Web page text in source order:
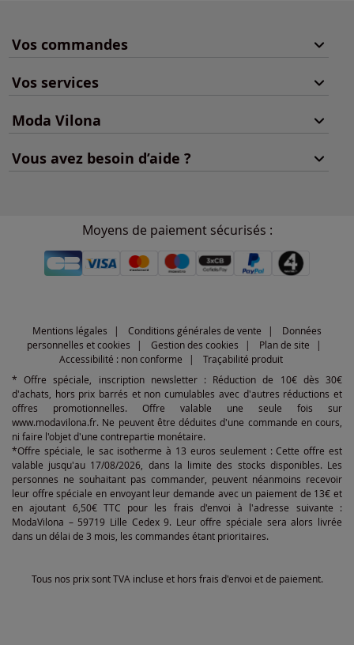
Vos commandes
Vos services
Moda Vilona
Vous avez besoin d’aide ?
Moyens de paiement sécurisés :
Mentions légales Conditions générales de vente
Données
personnelles et cookies
Gestion des cookies
Plan de site
Accessibilité : non conforme
Traçabilité produit
* Offre spéciale, inscription newsletter : Réduction de 10€ dès 30€
d'achats, hors prix barrés et non cumulables avec d'autres réductions et
offres promotionnelles. Offre valable une seule fois sur
www.modavilona.fr. Ne peuvent être déduites d'une commande en cours,
ni faire l'objet d'une contrepartie monétaire.
*Offre spéciale, le sac isotherme à 13 euros seulement : Cette offre est
valable jusqu'au 17/08/2026, dans la limite des stocks disponibles. Les
personnes ne souhaitant pas commander, peuvent néanmoins recevoir
leur offre spéciale en envoyant leur demande avec un paiement de 13€ et
en ajoutant 6,50€ TTC pour les frais d'envoi à l'adresse suivante :
ModaVilona – 59719 Lille Cedex 9. Leur offre spéciale sera alors livrée
dans un délai de 3 mois, les commandes étant prioritaires.
Tous nos prix sont TVA incluse et hors frais d'envoi et de paiement.